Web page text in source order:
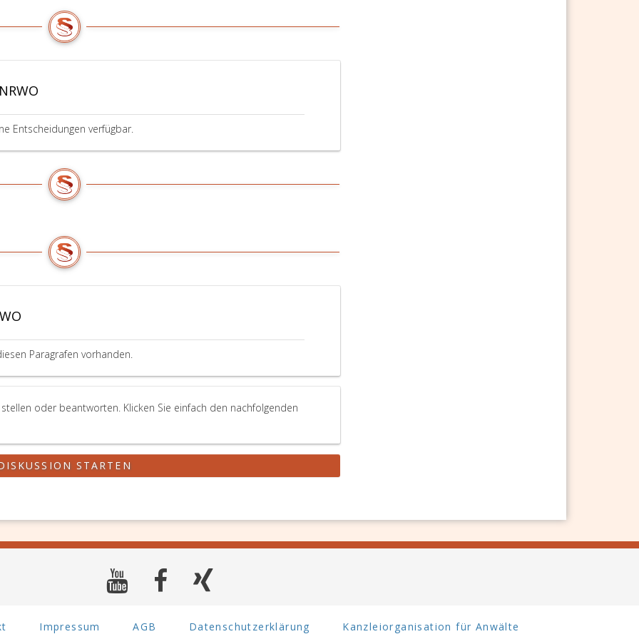
Entscheidungen verfügbar.
Paragrafen vorhanden.
oder beantworten. Klicken Sie einfach den nachfolgenden
STARTEN
Impressum AGB Datenschutzerklärung Kanzleiorganisation für Anwälte